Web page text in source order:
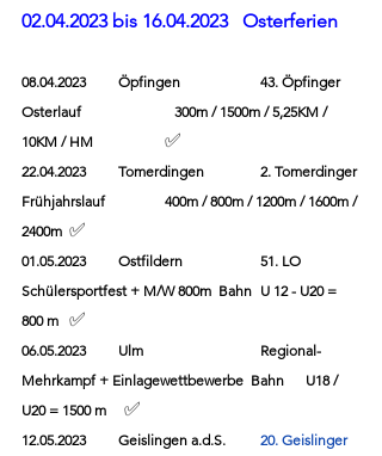
02.04.2023 bis 16.04.2023   Osterferien
08.04.2023         Öpfingen             	43. Öpfinger
Osterlauf                          300m / 1500m / 5,25KM /
10KM / HM
		✅
22.04.2023         Tomerdingen      	2. Tomerdinger
Frühjahrslauf 		400m / 800m / 1200m / 1600m /
2400m
	✅
01.05.2023         Ostfildern		51. LO
Schülersportfest + M/W 800m  Bahn	U 12 - U20 =
800 m
	✅
06.05.2023         Ulm       		Regional-
Mehrkampf + Einlagewettbewerbe  Bahn      U18 /
U20 = 1500 m ✅
20. Geislinger